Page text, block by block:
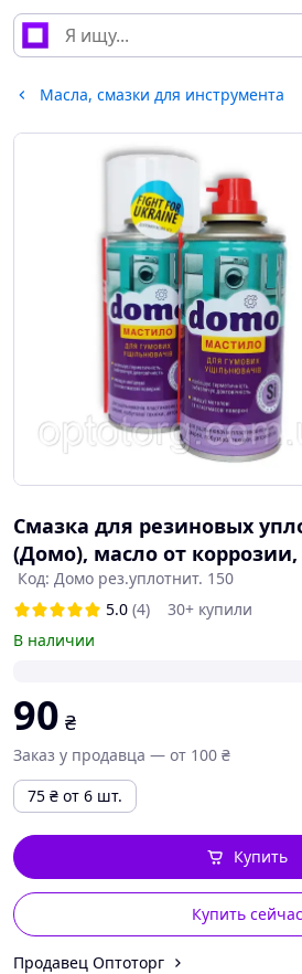
Масла, смазки для инструмента
Смазка для резиновых
(Домо), масло от коррозии,
Код: Домо рез.уплотнит. 150
5.0 (4)
30+ купили
В наличии
90 ₴
Заказ у продавца — от 100 ₴
75 ₴ от 6 шт.
Купить сейчас
Купить
Продавец Оптоторг